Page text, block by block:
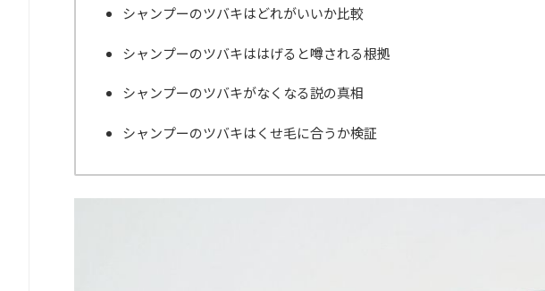
シャンプーのツバキはどれがいいか比較
シャンプーのツバキははげると噂される根拠
シャンプーのツバキがなくなる説の真相
シャンプーのツバキはくせ毛に合うか検証